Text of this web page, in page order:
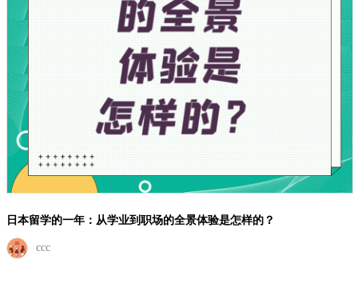
日本留学的一年：从学业到职场的全景体验是怎样的？
ccc